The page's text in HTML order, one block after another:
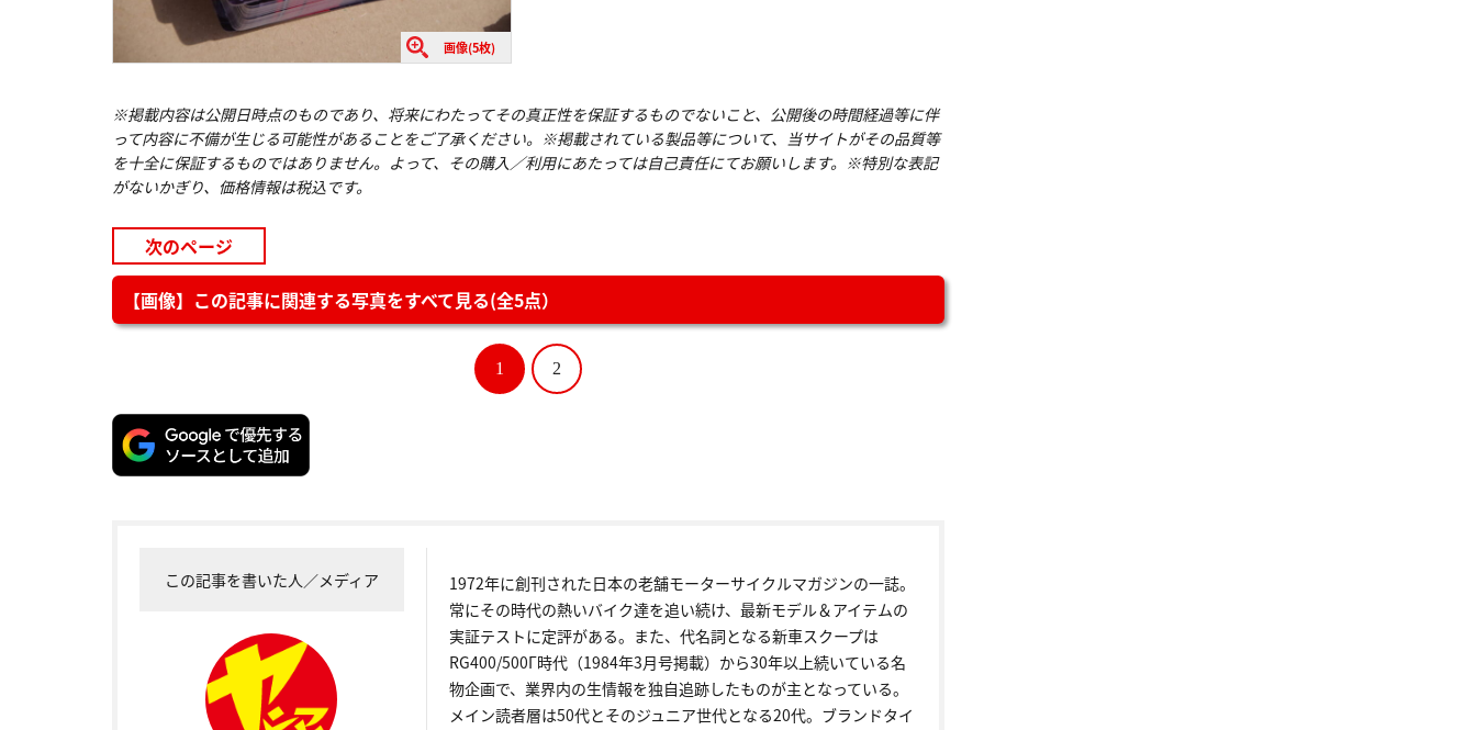
画像(5枚)
※掲載内容は公開日時点のものであり、将来にわたってその真正性を保証するものでないこと、公開後の時間経過等に伴
って内容に不備が生じる可能性があることをご了承ください。※掲載されている製品等について、当サイトがその品質等
を十全に保証するものではありません。よって、その購入／利用にあたっては自己責任にてお願いします。※特別な表記
がないかぎり、価格情報は税込です。
次のページ
【画像】この記事に関連する写真をすべて見る(全5点）
1 2
この記事を書いた人／メディア
1972年に創刊された日本の老舗モーターサイクルマガジンの一誌。
常にその時代の熱いバイク達を追い続け、最新モデル＆アイテムの
実証テストに定評がある。また、代名詞となる新車スクープは
RG400/500Γ時代（1984年3月号掲載）から30年以上続いている名
物企画で、業界内の生情報を独自追跡したものが主となっている。
メイン読者層は50代とそのジュニア世代となる20代。ブランドタイ